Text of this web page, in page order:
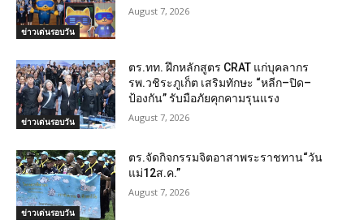
ข่าวเด่นรอบวัน
August 7, 2026
ข่าวเด่นรอบวัน
ตร.ทท. ฝึกหลักสูตร CRAT แก่บุคลากร
รพ.วชิระภูเก็ต เสริมทักษะ “หลีก–ปิด–
ป้องกัน” รับมือภัยคุกคามรุนแรง
August 7, 2026
ข่าวเด่นรอบวัน
ตร.จัดกิจกรรมจิตอาสาพระราชทาน“วัน
แม่12ส.ค.”
August 7, 2026